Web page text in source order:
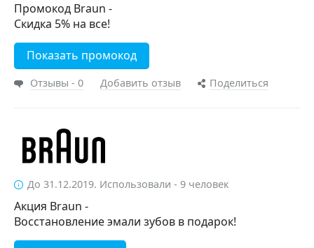
Промокод Braun -
Скидка 5% на все!
Показать промокод
Отзывы - 0 Добавить отзыв Поделиться
До 31.12.2019. Использовали - 9 человек
Акция Braun -
Восстановление эмали зубов в подарок!